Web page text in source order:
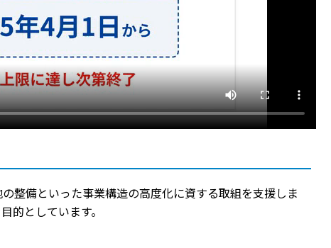
整備といった事業構造の高度化に資する取組を支援しま
的としています。